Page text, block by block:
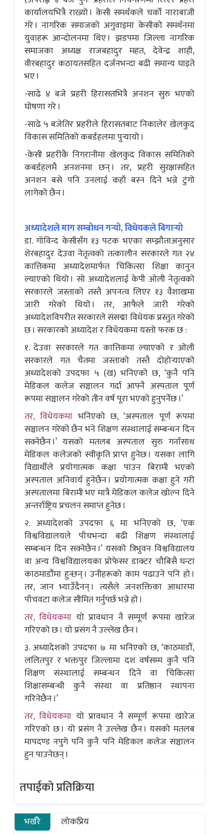
कार्यालयभित्रै राख्यो । केसी समर्थकले चर्को नाराबाजी
गरे । नागरिक समाजको अगुवाइमा केसीको समर्थनमा
युवाहरू आन्दोलनमा थिए । झडपमा जिल्ला नागरिक
समाजका अध्यक्ष राजबहादुर महत, देवेन्द्र शाही,
वीरबहादुर कठायतसहित दर्जनभन्दा बढी समान्य घाइते
भए ।
-साढे ४ बजे प्रहरी हिरासतभित्रै अनशन सुरु भएको
घोषणा गरे ।
-साढे ५ बजेतिर प्रहरीले हिरासतबाट निकालेर खेलकुद
विकास समितिको कबर्डहलमा पुर्‍यायो ।
-केसी प्रहरीकै निगरानीमा खेलकुद विकास समितिको
कबर्डहलमै अनशनमा छन् । तर, प्रहरी सुरक्षासहित
अनशन बसे पनि उनलाई कहाँ बस्न दिने भन्ने टुंगो
लागेको छैन ।
अध्यादेशले मागसम्बोधन गर्‍यो, विधेयकले बिगार्‍यो
डा. गोविन्द केसीसँग १३ पटक भएका सम्झौताअनुसार
शेरबहादुर देउवा नेतृत्वको तत्कालीन सरकारले गत २४
कात्तिकमा अध्यादेशमार्फत चिकित्सा शिक्षा कानुन
ल्याएको थियो । सो अध्यादेशलाई केपी ओली नेतृत्वको
सरकारले जस्ताको तस्तै अपनत्व लिएर १३ वैशाखमा
जारी गरेको थियो । तर, आफैले जारी गरेको
अध्यादेशविपरीत सरकारले संसद्मा विधेयक प्रस्तुत गरेको
छ । सरकारको अध्यादेश र विधेयकमा यस्तो फरक छ :
१. देउवा सरकारले गत कात्तिकमा ल्याएको र ओली
सरकारले गत चैतमा जस्ताको तस्तै दोहोर्‍याएको
अध्यादेशको उपदफा ५ (ख) भनिएको छ, ‘कुनै पनि
मेडिकल कलेज सञ्चालन गर्दा आफ्नै अस्पताल पूर्ण
रूपमा सञ्चालन गरेको तीन वर्ष पूरा भएको हुनुपर्नेछ ।’
तर, विधेयकमा भनिएको छ, ‘अस्पताल पूर्ण रूपमा
सञ्चालन गरेको छैन भने शिक्षण संस्थालाई सम्बन्धन दिन
सक्नेछैन ।’ यसको मतलब अस्पताल सुरु गर्नासाथ
मेडिकल कलेजको स्वीकृति प्राप्त हुनेछ । यसका लागि
विद्यार्थीले प्रयोगात्मक कक्षा पाउन बिरामी भएको
अस्पताल अनिवार्य हुनेछैन । प्रयोगात्मक कक्षा हुने गरी
अस्पतालमा बिरामी भए मात्रै मेडिकल कलेज खोल्न दिने
अन्तर्राष्ट्रिय प्रचलन समाप्त हुनेछ ।
२. अध्यादेशको उपदफा ६ मा भनिएको छ, ‘एक
विश्वविद्यालयले पाँचभन्दा बढी शिक्षण संस्थालाई
सम्बन्धन दिन सक्नेछैन ।’ यसको त्रिभुवन विश्वविद्यालय
वा अन्य विश्वविद्यालयका प्रोफेसर डाक्टर चौबिसै घन्टा
काठमाडौंमा हुन्छन् । उनीहरूको काम पढाउने पनि हो ।
तर, जान भ्याउँदैनन् । त्यसैले जनशक्तिका आधारमा
पाँचवटा कलेज सीमित गर्नुपर्छ भन्ने हो ।
तर, विधेयकमा यो प्रावधान नै सम्पूर्ण रूपमा खारेज
गरिएको छ । यो प्रसंग नै उल्लेख छैन ।
३. अध्यादेशको उपदफा ७ मा भनिएको छ, ‘काठमाडौं,
ललितपुर र भक्तपुर जिल्लामा दश वर्षसम्म कुनै पनि
शिक्षण संस्थालाई सम्बन्धन दिने वा चिकित्सा
शिक्षासम्बन्धी कुनै संस्था वा प्रतिष्ठान स्थापना
गरिनेछैन ।’
तर, विधेयकमा यो प्रावधान नै सम्पूर्ण रूपमा खारेज
गरिएको छ । यो प्रसंग नै उल्लेख छैन । यसको मतलब
मापदण्ड नपुगे पनि कुनै पनि मेडिकल कलेज सञ्चालन
हुन पाउनेछन् ।
तपाईको प्रतिक्रिया
भर्खरै
लोकप्रिय